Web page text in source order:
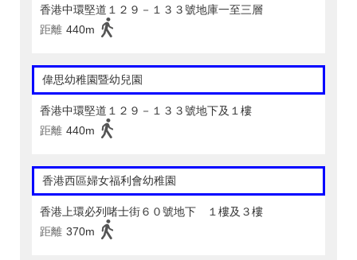
香港中環堅道１２９－１３３號地庫一至三層
距離 440m
偉思幼稚園暨幼兒園
香港中環堅道１２９－１３３號地下及１樓
距離 440m
香港西區婦女福利會幼稚園
香港上環必列啫士街６０號地下 １樓及３樓
距離 370m